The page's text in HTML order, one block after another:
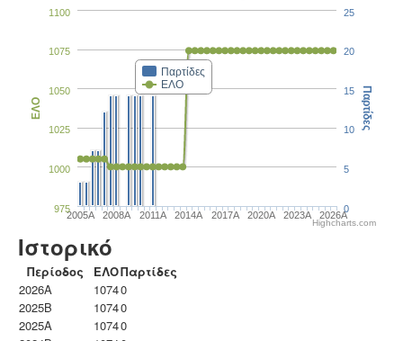
Παρτίδες
ΕΛΟ
2005A 2008A 2011A 2014A 2017A 2020A 2023Α 2026A
1000
975
1025
1050
1075
1100
ΕΛΟ
0
5
10
15
20
25
Παρτίδες
Highcharts.com
Ιστορικό
Περίοδος ΕΛΟΠαρτίδες
2026A
10740
2025B
10740
2025A
10740